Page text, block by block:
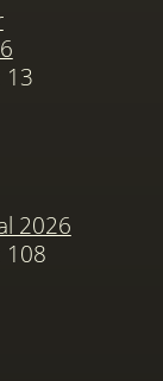
13
2026
108